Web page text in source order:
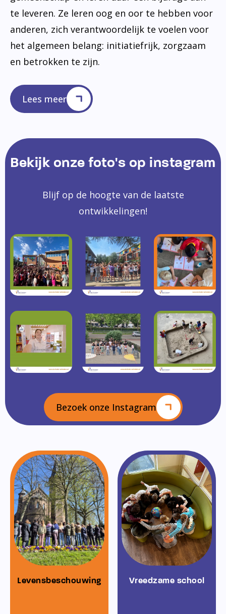
te leveren. Ze leren oog en oor te hebben voor
anderen, zich verantwoordelijk te voelen voor
het algemeen belang: initiatiefrijk, zorgzaam
en betrokken te zijn.
Lees meer
Bekijk onze foto's op instagram
Blijf op de hoogte van de laatste
ontwikkelingen!
Bezoek onze Instagram
Levensbeschouwing Vreedzame school